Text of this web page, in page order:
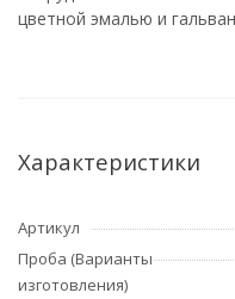
цветной эмалью и
Характеристики
Артикул
Проба (Варианты
изготовления)